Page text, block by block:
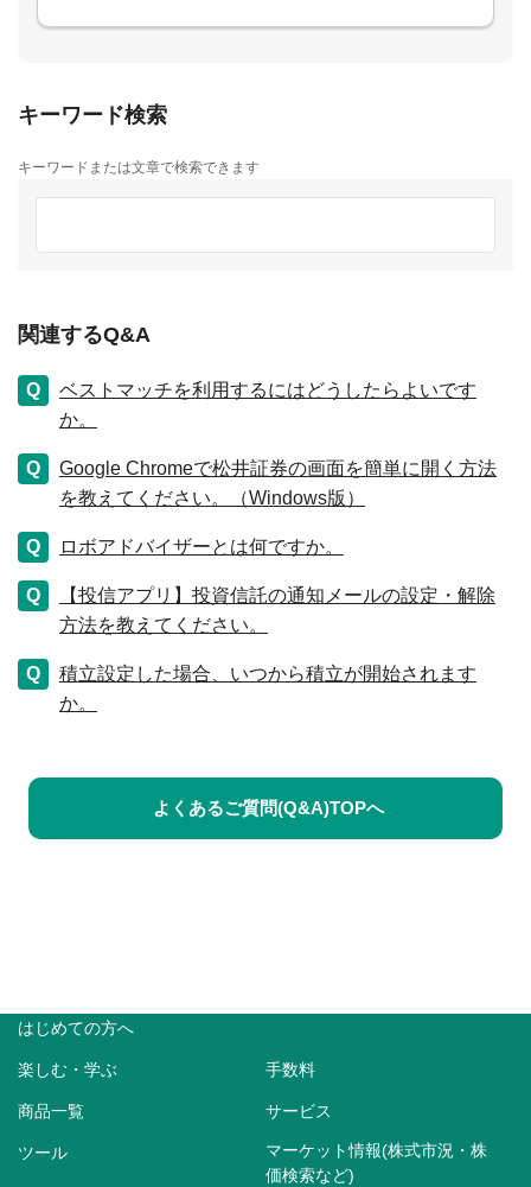
キーワード検索
キーワードまたは文章で検索できます
関連するQ&A
ベストマッチを利用するにはどうしたらよいです
か。
Google Chromeで松井証券の画面を簡単に開く方法
を教えてください。（Windows版）
ロボアドバイザーとは何ですか。
【投信アプリ】投資信託の通知メールの設定・解除
方法を教えてください。
積立設定した場合、いつから積立が開始されます
か。
よくあるご質問(Q&A)TOPへ
はじめての方へ
楽しむ・学ぶ 手数料
商品一覧 サービス
ツール
マーケット情報(株式市況・株
価検索など)